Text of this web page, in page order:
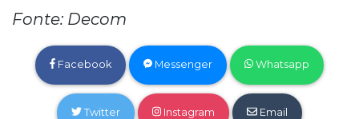
Fonte: Decom
Facebook Messenger Whatsapp
Twitter Instagram Email